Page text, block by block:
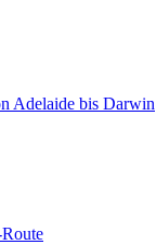
Adelaide bis Darwin